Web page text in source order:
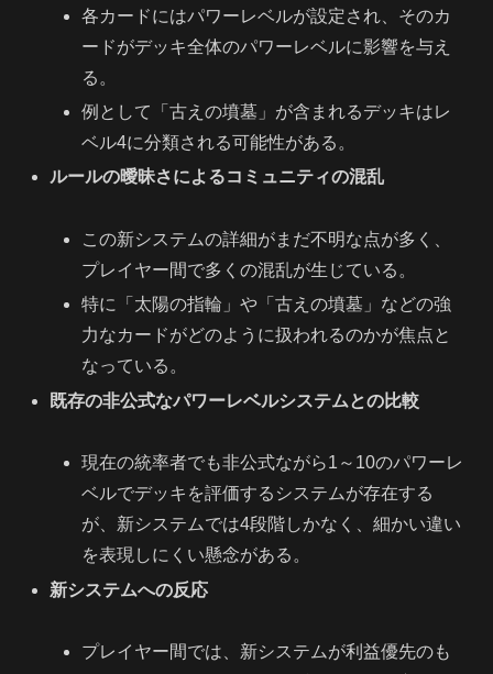
各カードにはパワーレベルが設定され、そのカ
ードがデッキ全体のパワーレベルに影響を与え
る。
例として「古えの墳墓」が含まれるデッキはレ
ベル4に分類される可能性がある。
ルールの曖昧さによるコミュニティの混乱
この新システムの詳細がまだ不明な点が多く、
プレイヤー間で多くの混乱が生じている。
特に「太陽の指輪」や「古えの墳墓」などの強
力なカードがどのように扱われるのかが焦点と
なっている。
既存の非公式なパワーレベルシステムとの比較
現在の統率者でも非公式ながら1～10のパワーレ
ベルでデッキを評価するシステムが存在する
が、新システムでは4段階しかなく、細かい違い
を表現しにくい懸念がある。
新システムへの反応
プレイヤー間では、新システムが利益優先のも